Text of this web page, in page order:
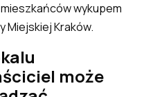
wykupem
Miejskiej Kraków.
może